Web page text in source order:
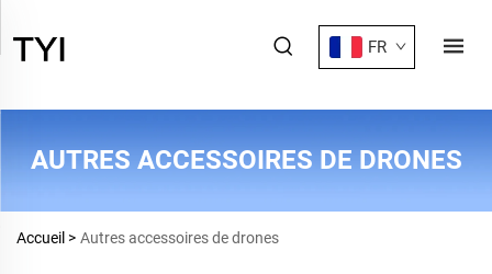
FR
AUTRES ACCESSOIRES DE DRONES
Accueil > Autres accessoires de drones